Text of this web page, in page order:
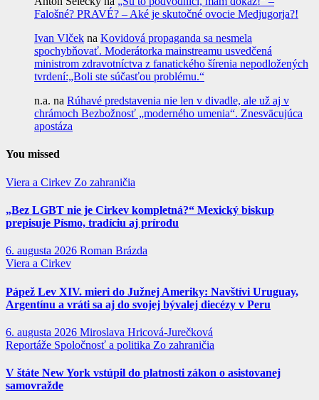
Falošné? PRAVÉ? – Aké je skutočné ovocie Medjugorja?!
Ivan Vlček na Kovidová propaganda sa nesmela
spochybňovať. Moderátorka mainstreamu usvedčená
ministrom zdravotníctva z fanatického šírenia nepodložených
tvrdení:„Boli ste súčasťou problému.“
n.a. na Rúhavé predstavenia nie len v divadle, ale už aj v
chrámoch Bezbožnosť „moderného umenia“. Znesväcujúca
apostáza
You missed
Viera a Cirkev Zo zahraničia
„Bez LGBT nie je Cirkev kompletná?“ Mexický biskup
prepisuje Písmo, tradíciu aj prírodu
6. augusta 2026 Roman Brázda
Viera a Cirkev
Pápež Lev XIV. mieri do Južnej Ameriky: Navštívi Uruguay,
Argentínu a vráti sa aj do svojej bývalej diecézy v Peru
6. augusta 2026 Miroslava Hricová-Jurečková
Reportáže Spoločnosť a politika Zo zahraničia
V štáte New York vstúpil do platnosti zákon o asistovanej
samovražde